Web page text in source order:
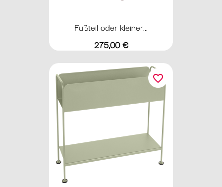
Fußteil oder kleiner...
Preis
275,00 €
favorite_border